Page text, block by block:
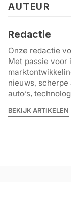
AUTEUR
Redactie
Onze redactie
Met passie voor
nieuws,
auto’s,
BEKIJK ARTIKELEN